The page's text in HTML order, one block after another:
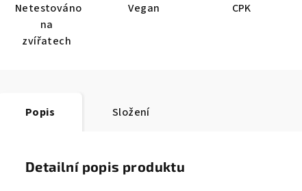
Netestováno
na
zvířatech
Vegan CPK
Popis Složení
Detailní popis produktu